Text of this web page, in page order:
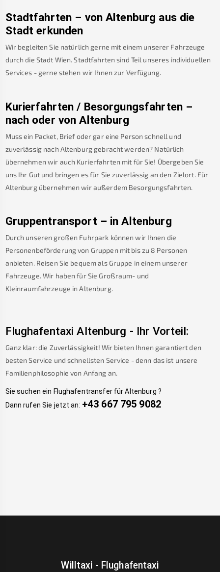
Stadtfahrten – von Altenburg aus die
Stadt erkunden
Wir begleiten Sie natürlich gerne mit einem unserer Fahrzeuge
durch die Stadt Wien. Stadtfahrten sind Teil unseres individuellen
Services - gerne stehen wir Ihnen zur Verfügung.
Kurierfahrten / Besorgungsfahrten –
nach oder von Altenburg
Muss ein Packet, Brief oder gar eine Person schnell und
zuverlässig nach Altenburg gebracht werden? Natürlich
übernehmen wir auch Kurierfahrten mit für Sie! Übergeben Sie
uns Ihr Gut und bringen es für Sie zuverlässig an den Zielort. Für
Altenburg übernehmen wir außerdem Besorgungsfahrten.
Gruppentransport – in Altenburg
Durch unseren großen Fuhrpark können wir Ihnen die
Personenbeförderung von Gruppen mit bis zu 8 Personen
anbieten. Reisen Sie bequem als Gruppe in einem unserer
Fahrzeuge. Wir haben für Sie Großraum- und
Kleinraumfahrzeuge in Altenburg.
Flughafentaxi Altenburg - Ihr Vorteil:
Ganz klar: die Zuverlässigkeit! Wir bieten Ihnen garantiert den
besten Service und schnellsten Service - denn das ist unsere
Familienphilosophie von Anfang an.
Sie suchen ein Flughafentransfer für Altenburg ?
Dann rufen Sie jetzt an: +43 667 795 9082
Willtaxi - Flughafentaxi